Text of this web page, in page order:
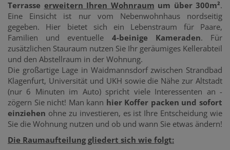
Terrasse erweitern Ihren Wohnraum um über 300m².
Eine Einsicht ist nur vom Nebenwohnhaus nordseitig
gegeben. Hier bietet sich ein Lebenstraum für Paare,
Familien und eventuelle 4-beinige Kameraden. Für
zusätzlichen Stauraum nutzen Sie Ihr geräumiges Kellerabteil
und den Abstellraum in der Wohnung.
Die großartige Lage in Waidmannsdorf zwischen Strandbad
Klagenfurt, Universität und UKH sowie die Nähe zur Altstadt
(nur 6 Minuten im Auto) spricht viele Interessenten an -
zögern Sie nicht! Man kann hier Koffer packen und sofort
einziehen ohne zu investieren, es ist Ihre Entscheidung wie
Sie die Wohnung nutzen und ob und wann Sie etwas ändern!
Die Raumaufteilung gliedert sich wie folgt: